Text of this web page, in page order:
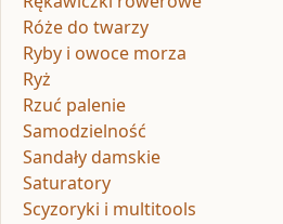
Róże do twarzy
Ryby i owoce morza
Ryż
Rzuć palenie
Samodzielność
Sandały damskie
Saturatory
Scyzoryki i multitools